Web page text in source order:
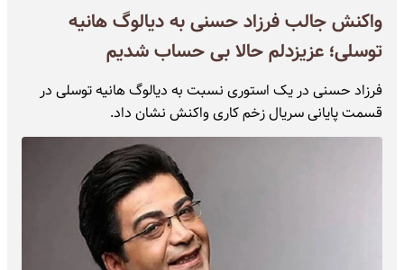
واکنش جالب فرزاد حسنی به دیالوگ هانیه
توسلی؛ عزیزدلم حالا بی حساب شدیم
فرزاد حسنی در یک استوری نسبت به دیالوگ هانیه توسلی در
قسمت پایانی سریال زخم کاری واکنش نشان داد.